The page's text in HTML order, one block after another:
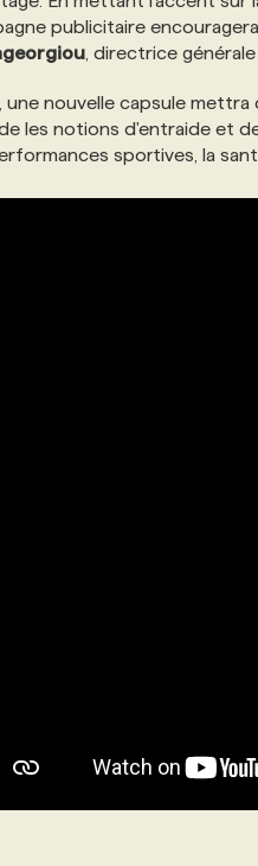
publicitaire
, directrice
une nouvelle capsule
les notions d'entraide et
sportives, la